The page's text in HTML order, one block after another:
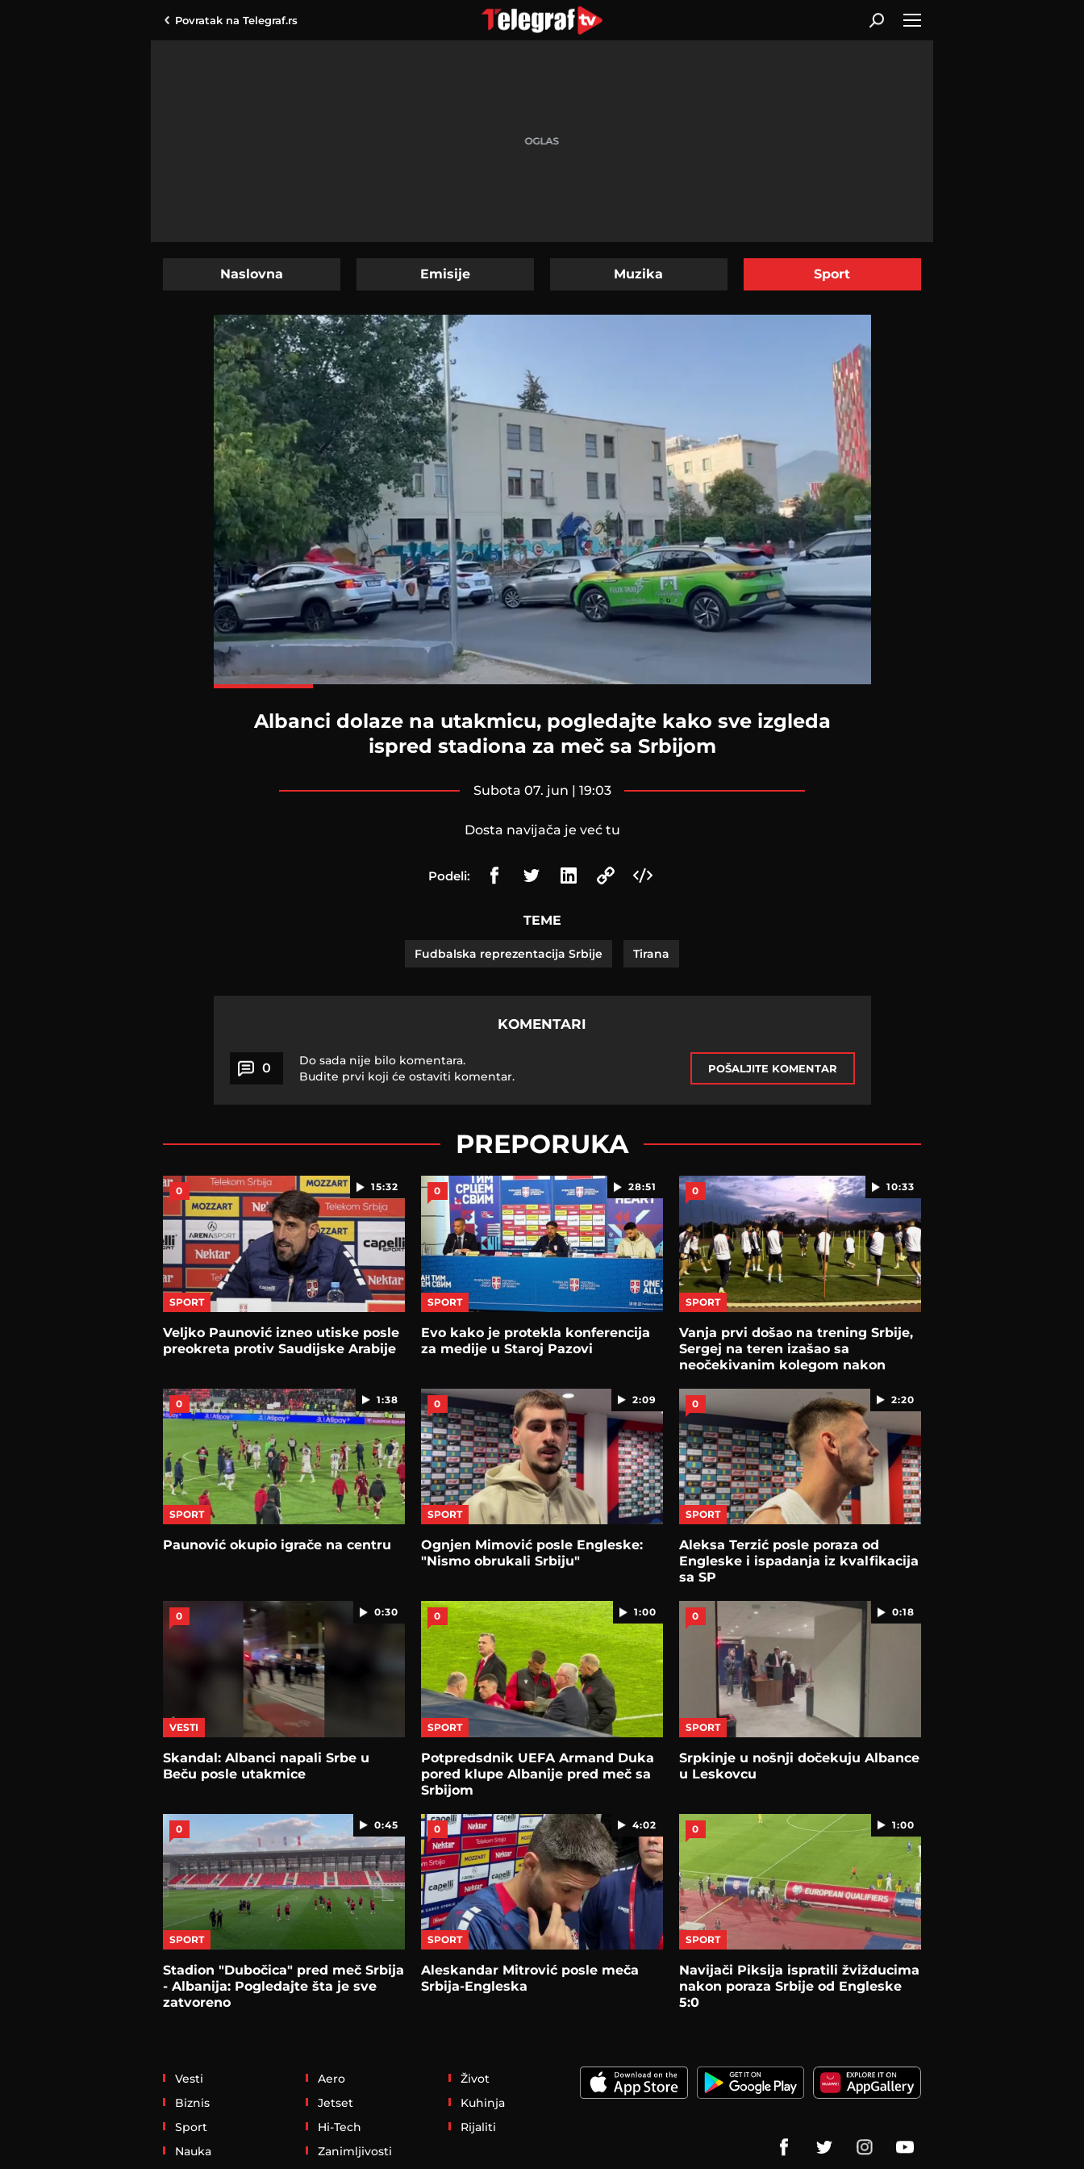
Povratak na Telegraf.rs
Naslovna Emisije Muzika Sport
Albanci dolaze na utakmicu, pogledajte kako sve izgleda
ispred stadiona za meč sa Srbijom
subota 07. jun | 19:03
Dosta navijača je već tu
Podeli:
TEME
Fudbalska reprezentacija Srbije Tirana
KOMENTARI
0
Do sada nije bilo komentara.
Budite prvi koji će ostaviti komentar.
POŠALJITE KOMENTAR
PREPORUKA
15:32
0
SPORT
Veljko Paunović izneo utiske posle
preokreta protiv Saudijske Arabije
28:51
0
SPORT
Evo kako je protekla konferencija
za medije u Staroj Pazovi
10:33
0
SPORT
Vanja prvi došao na trening Srbije,
Sergej na teren izašao sa
neočekivanim kolegom nakon
1:38
0
SPORT
Paunović okupio igrače na centru
2:09
0
SPORT
Ognjen Mimović posle Engleske:
"Nismo obrukali Srbiju"
2:20
0
SPORT
Aleksa Terzić posle poraza od
Engleske i ispadanja iz kvalfikacija
sa SP
0:30
0
VESTI
Skandal: Albanci napali Srbe u
Beču posle utakmice
1:00
0
SPORT
Potpredsdnik UEFA Armand Duka
pored klupe Albanije pred meč sa
Srbijom
0:18
0
SPORT
Srpkinje u nošnji dočekuju Albance
u Leskovcu
0:45
0
SPORT
Stadion "Dubočica" pred meč Srbija
- Albanija: Pogledajte šta je sve
zatvoreno
4:02
0
SPORT
Aleskandar Mitrović posle meča
Srbija-Engleska
1:00
0
SPORT
Navijači Piksija ispratili žvižducima
nakon poraza Srbije od Engleske
5:0
Vesti
Biznis
Sport
Nauka
Aero
Jetset
Hi-Tech
Zanimljivosti
Život
Kuhinja
Rijaliti